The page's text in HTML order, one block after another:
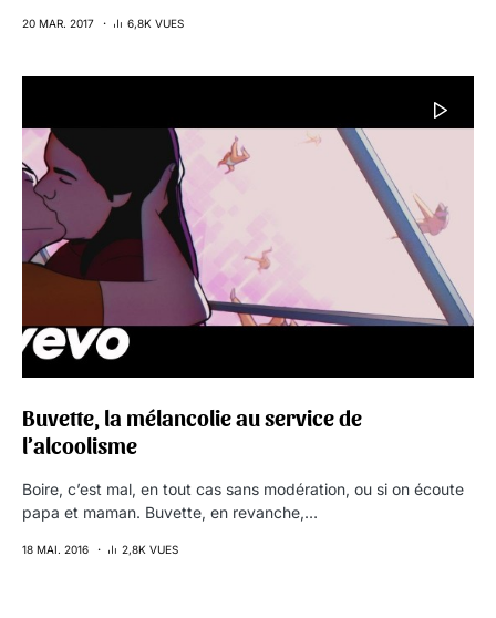
20 MAR. 2017 6,8K VUES
Buvette, la mélancolie au service de
l’alcoolisme
Boire, c’est mal, en tout cas sans modération, ou si on écoute
papa et maman. Buvette, en revanche,…
18 MAI. 2016 2,8K VUES